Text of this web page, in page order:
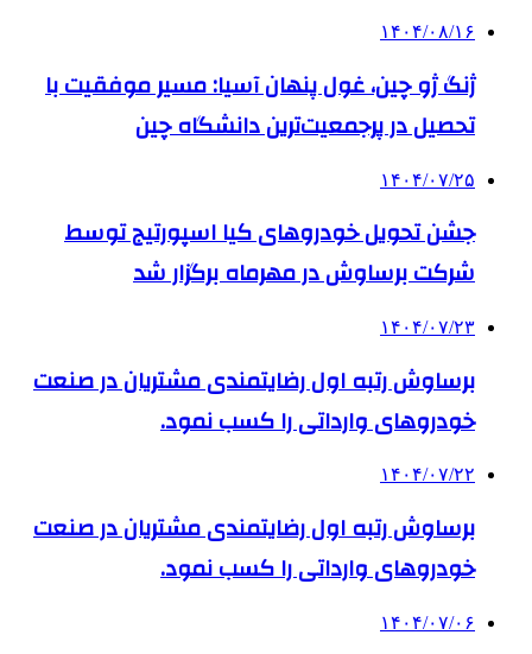
۱۴۰۴/۰۸/۱۶
ژنگ ژو چین، غول پنهان آسیا: مسیر موفقیت با
تحصیل در پرجمعیت‌ترین دانشگاه چین
۱۴۰۴/۰۷/۲۵
جشن تحویل خودروهای کیا اسپورتیج توسط
شرکت برساوش در مهرماه برگزار شد
۱۴۰۴/۰۷/۲۳
برساوش رتبه اول رضایتمندی مشتریان در صنعت
خودروهای وارداتی را کسب نمود.
۱۴۰۴/۰۷/۲۲
برساوش رتبه اول رضایتمندی مشتریان در صنعت
خودروهای وارداتی را کسب نمود.
۱۴۰۴/۰۷/۰۶